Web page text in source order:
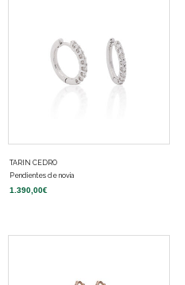
TARIN CEDRO
Pendientes de novia
1.390,00€